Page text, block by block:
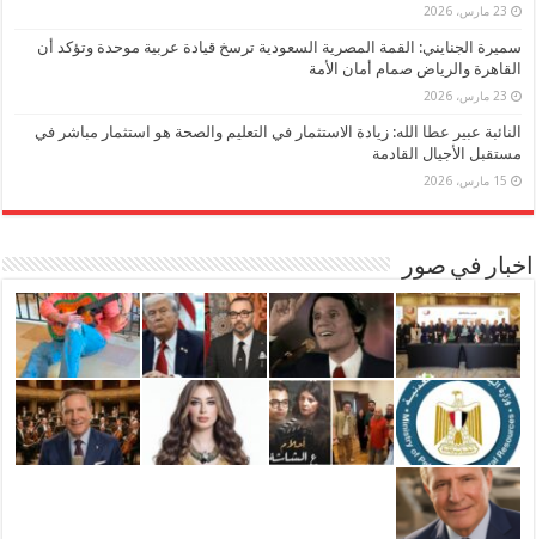
23 مارس، 2026
سميرة الجنايني: القمة المصرية السعودية ترسخ قيادة عربية موحدة وتؤكد أن
القاهرة والرياض صمام أمان الأمة
23 مارس، 2026
النائبة عبير عطا الله: زيادة الاستثمار في التعليم والصحة هو استثمار مباشر في
مستقبل الأجيال القادمة
15 مارس، 2026
اخبار في صور